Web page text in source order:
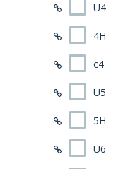
U4
4H
c4
U5
5H
U6